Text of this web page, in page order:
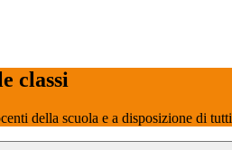
classi
della scuola e a disposizione di tutti